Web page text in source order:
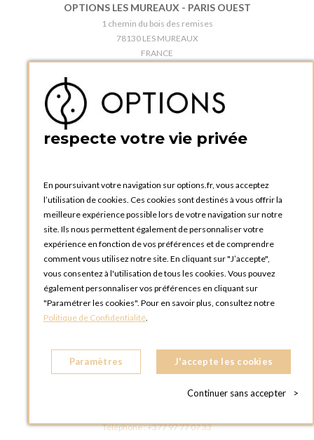
OPTIONS LES MUREAUX - PARIS OUEST
1 chemin du bois des remises
78130 LES MUREAUX
FRANCE
BOUTIQUE OPTIONS - PARIS 5E
5 quai de la tournelle
FRANCE
OPTIONS ROUEN
Rue du Clos Tellier
76800 Saint-Etienne-du-Rouvray
FRANCE
Téléphone :+33 2 35 08 38 53
OPTIONS TOULOUSE
6 rue Gaye Marie, ZAC de Saint-Martin du Touch
31300 Toulouse
FRANCE
OPTIONS MC
Téléphone :+377 97 77 07 33
respecte votre vie privée
En poursuivant votre navigation sur options.fr, vous acceptez
l’utilisation de cookies. Ces cookies sont destinés à vous offrir la
meilleure expérience possible lors de votre navigation sur notre
site. Ils nous permettent également de personnaliser votre
expérience en fonction de vos préférences et de comprendre
comment vous utilisez notre site. En cliquant sur "J’accepte",
vous consentez à l'utilisation de tous les cookies. Vous pouvez
également personnaliser vos préférences en cliquant sur
"Paramétrer les cookies". Pour en savoir plus, consultez notre
Politique de Confidentialité.
Paramètres J'accepte les cookies
Continuer sans accepter >